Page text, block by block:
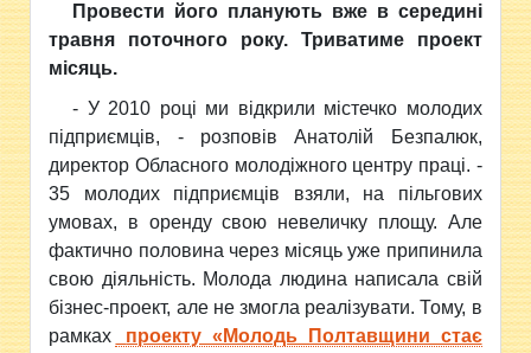
Провести його планують вже в середині
травня поточного року. Триватиме проект
місяць.
- У 2010 році ми відкрили містечко молодих
підприємців, - розповів Анатолій Безпалюк,
директор Обласного молодіжного центру праці. -
35 молодих підприємців взяли, на пільгових
умовах, в оренду свою невеличку площу. Але
фактично половина через місяць уже припинила
свою діяльність. Молода людина написала свій
бізнес-проект, але не змогла реалізувати. Тому, в
рамках
проекту «Молодь Полтавщини стає